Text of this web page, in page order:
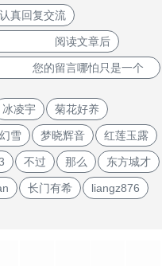
回复交流
主。 阅读文章后
您的留言哪怕只是一个
冰凌宇 菊花好养
雪 梦晓辉音 红莲玉露
不过 那么 东方城才
长门有希 liangz876